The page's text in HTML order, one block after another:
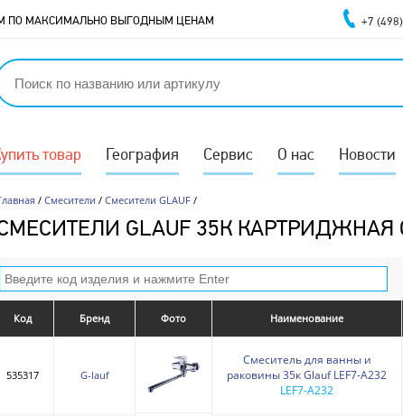
товар География Сервис О нас Новости
ПО МАКСИМАЛЬНО ВЫГОДНЫМ ЦЕНАМ +7
/ Смесители / Смесители GLAUF /
GLAUF 35К КАРТРИДЖНАЯ
Код Бренд Фото Наименование
535317 G-lauf
Смеситель для ванны и
раковины 35к Glauf LEF7-A232
LEF7-A232